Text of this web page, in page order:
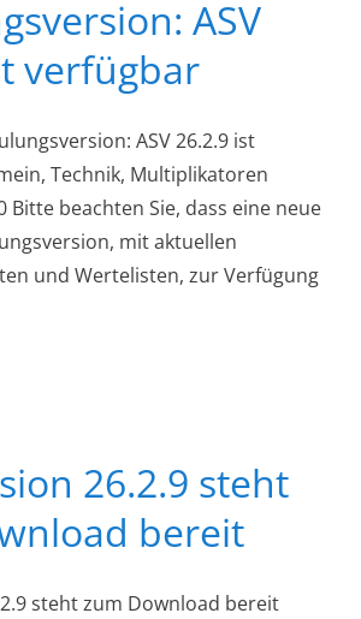
ASV
verfügbar
ASV 26.2.9 ist
Technik, Multiplikatoren
Bitte beachten Sie, dass eine neue
mit aktuellen
und Wertelisten, zur Verfügung
26.2.9 steht
bereit
steht zum Download bereit